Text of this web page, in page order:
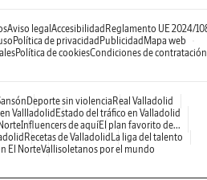
Aviso legal Accesibilidad Reglamento UE 2024/
Política de privacidad Publicidad Mapa web
Política de cookiesCondiciones de contratación
Deporte sin violencia Real Valladolid
Vallladolid Estado del tráfico en Valladolid
Influencers de aquíEl plan favorito de...
Recetas de Valladolid La liga del talento
El NorteVallisoletanos por el mundo